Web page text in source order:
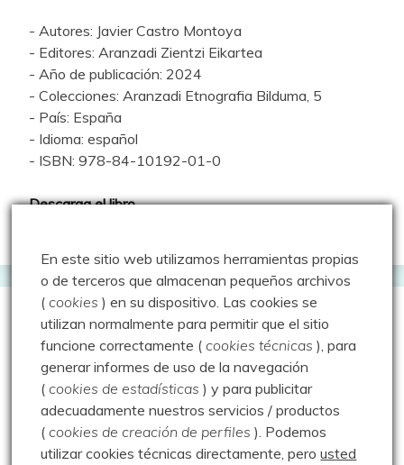
- Autores: Javier Castro Montoya
- Editores: Aranzadi Zientzi Eikartea
- Año de publicación: 2024
- Colecciones: Aranzadi Etnografia Bilduma, 5
- País: España
- Idioma: español
- ISBN: 978-84-10192-01-0
Descarga el libro
Geocacheando
Aire libre y tecnología
Cache Face
Comepiedras geocaching blog
En este sitio web utilizamos herramientas propias
o de terceros que almacenan pequeños archivos
(cookies ) en su dispositivo. Las cookies se
utilizan normalmente para permitir que el sitio
funcione correctamente (cookies técnicas ), para
generar informes de uso de la navegación
(cookies de estadísticas ) y para publicitar
adecuadamente nuestros servicios / productos
(cookies de creación de perfiles ). Podemos
utilizar cookies técnicas directamente, perousted